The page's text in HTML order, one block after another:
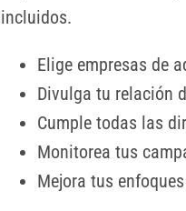
incluidos.
Elige empresas de
Divulga tu relación
Cumple todas las
Monitorea tus
Mejora tus